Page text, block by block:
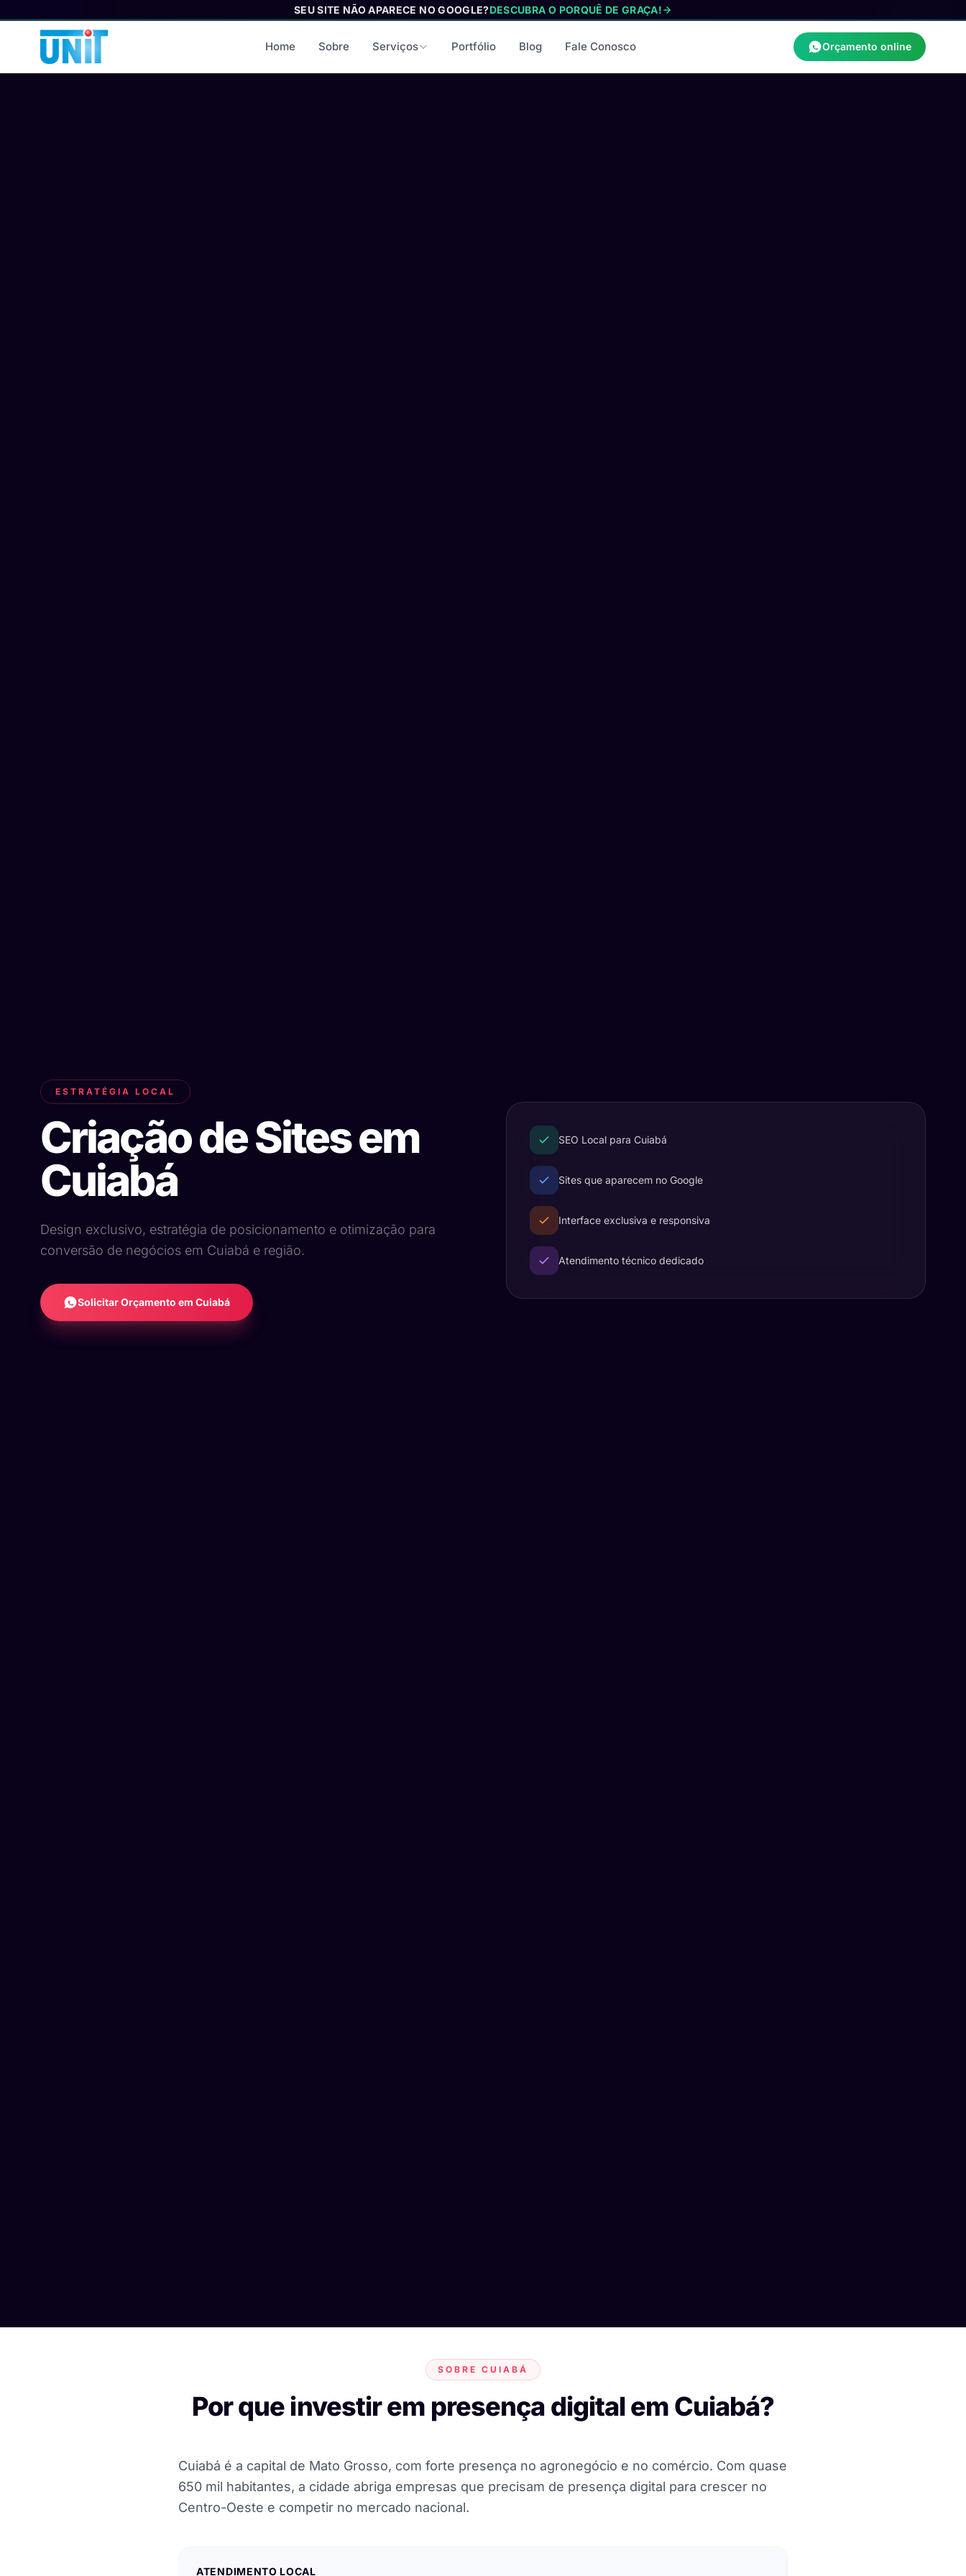
SEU SITE NÃO APARECE NO GOOGLE?DESCUBRA O PORQUÊ DE GRAÇA!
Home Sobre Serviços Portfólio Blog Fale Conosco Orçamento online
ESTRATÉGIA LOCAL
Criação de Sites em
Cuiabá
Design exclusivo, estratégia de posicionamento e otimização para
conversão de negócios em Cuiabá e região.
Solicitar Orçamento em Cuiabá
SEO Local para Cuiabá
Sites que aparecem no Google
Interface exclusiva e responsiva
Atendimento técnico dedicado
SOBRE CUIABÁ
Por que investir em presença digital em Cuiabá?
Cuiabá é a capital de Mato Grosso, com forte presença no agronegócio e no comércio. Com quase
650 mil habitantes, a cidade abriga empresas que precisam de presença digital para crescer no
Centro-Oeste e competir no mercado nacional.
ATENDIMENTO LOCAL